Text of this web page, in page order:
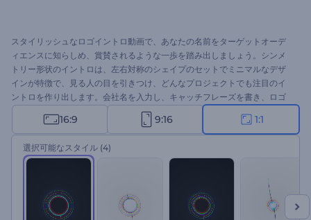
スタイリッシュなロゴイントロ動画で、あなたの名前をターゲットオーデ
ィエンスに知らしめ、賞賛されるような一歩を踏み出しましょう。シンメ
トリー形状のイントロは、左右対称のシェイプのセットでミニマルなデザ
インが特徴で、見る人の目を引きつけ、どんなプロジェクトでも注目のイ
ントロを作り出します。会社名を入力し、キャッチフレーズを書き、ロゴ
をアップロードして、数分待つと、高解像度のロゴアニメーションが完成
します。新製品や技術ブランドのプロモーション、会社や新しいチャンネ
ルの紹介などにお使いください。今すぐ試してみてください。
16:9 9:16 1:1
選択可能なスタイル (4)